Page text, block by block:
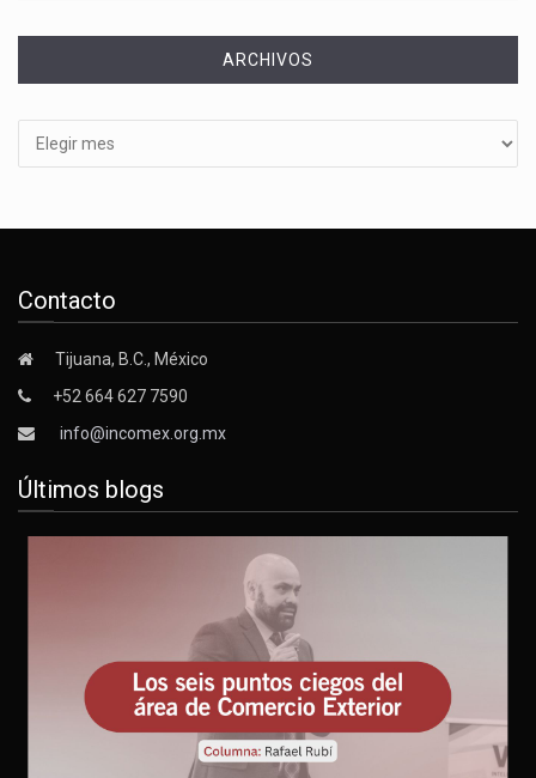
ARCHIVOS
Contacto
Tijuana, B.C., México
+52 664 627 7590
info@incomex.org.mx
Últimos blogs